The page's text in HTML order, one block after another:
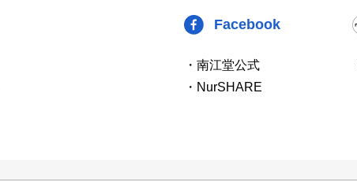
Facebook
・南江堂公式
・NurSHARE